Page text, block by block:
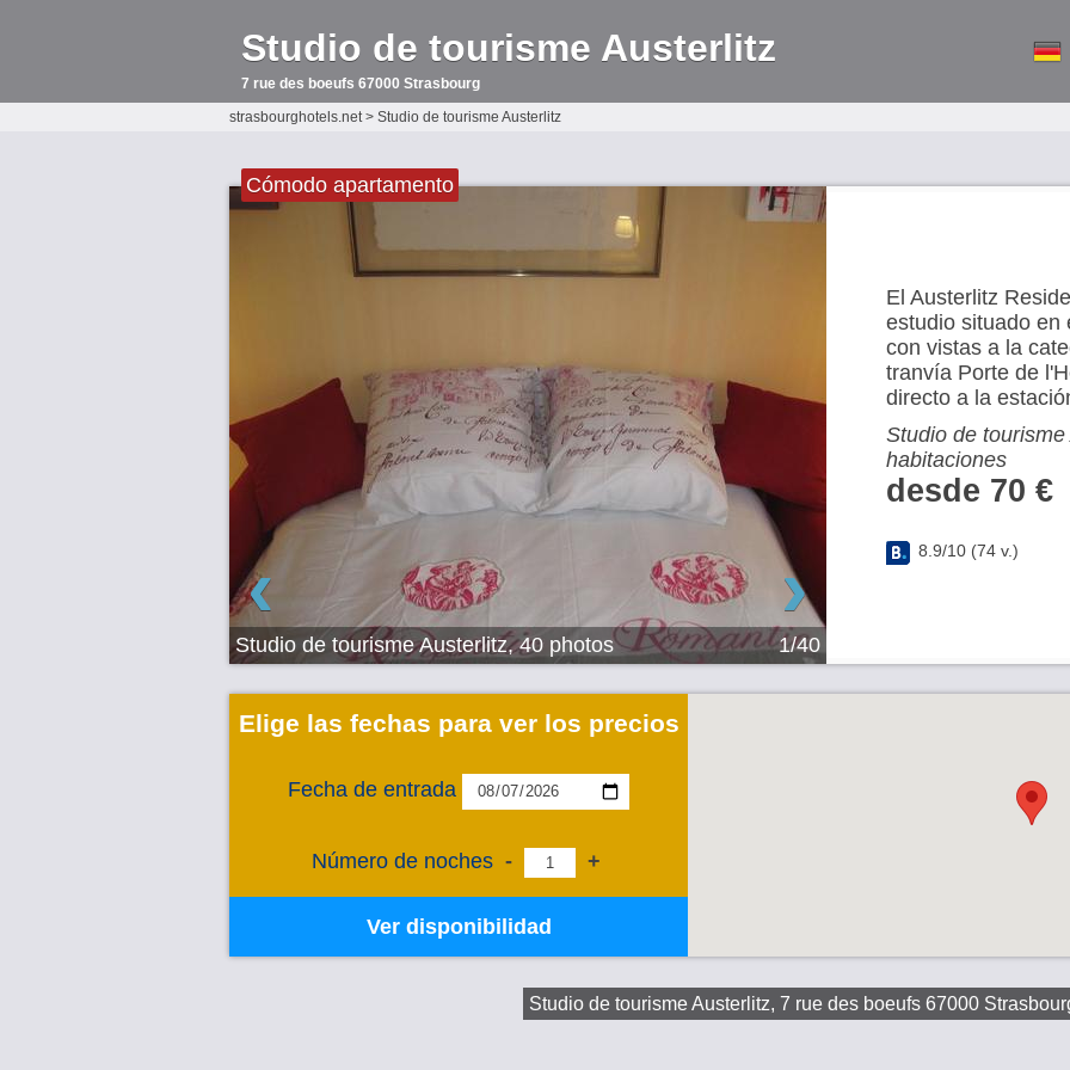
Studio de tourisme Austerlitz
7 rue des boeufs 67000 Strasbourg
strasbourghotels.net> Studio de tourisme Austerlitz
Cómodo apartamento
‹ ›
Studio de tourisme Austerlitz, 40 photos 1/40
El Austerlitz
estudio situado en
con vistas a la
tranvía Porte de
directo a la
Studio de
habitaciones
desde 70 €
8.9/10 (74 v.)
Elige las fechas para ver los precios
Fecha de entrada
Número de noches - +
Ver disponibilidad
Studio de tourisme Austerlitz, 7 rue des boeufs 67000